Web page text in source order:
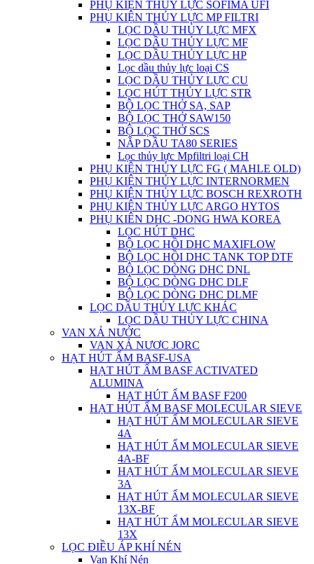
PHỤ KIỆN THỦY LỰC SOFIMA UFI
PHỤ KIỆN THỦY LỰC MP FILTRI
LỌC DẦU THỦY LỰC MFX
LỌC DẦU THỦY LỰC MF
LỌC DẦU THỦY LỰC HP
Lọc dầu thủy lực loại CS
LỌC DẦU THỦY LỰC CU
LỌC HÚT THỦY LỰC STR
BỘ LỌC THỞ SA, SAP
BỘ LỌC THỞ SAW150
BỘ LỌC THỞ SCS
NẮP DẦU TA80 SERIES
Lọc thủy lực Mpfiltri loại CH
PHỤ KIỆN THỦY LỰC FG ( MAHLE OLD)
PHỤ KIỆN THỦY LỰC INTERNORMEN
PHỤ KIỆN THỦY LỰC BOSCH REXROTH
PHỤ KIỆN THỦY LỰC ARGO HYTOS
PHỤ KIÊN DHC -DONG HWA KOREA
LỌC HÚT DHC
BỘ LỌC HỒI DHC MAXIFLOW
BỘ LỌC HỒI DHC TANK TOP DTF
BỘ LỌC DÒNG DHC DNL
BỘ LỌC DÒNG DHC DLF
BỘ LỌC DÒNG DHC DLMF
LỌC DẦU THỦY LỰC KHÁC
LỌC DẦU THỦY LỰC CHINA
VAN XẢ NƯỚC
VAN XẢ NƯƠC JORC
HẠT HÚT ẨM BASF-USA
HẠT HÚT ẨM BASF ACTIVATED
ALUMINA
HẠT HÚT ẨM BASF F200
HẠT HÚT ẨM BASF MOLECULAR SIEVE
HẠT HÚT ẨM MOLECULAR SIEVE
4A
HẠT HÚT ẨM MOLECULAR SIEVE
4A-BF
HẠT HÚT ẨM MOLECULAR SIEVE
3A
HẠT HÚT ẨM MOLECULAR SIEVE
13X-BF
HẠT HÚT ẨM MOLECULAR SIEVE
13X
LỌC ĐIỀU ÁP KHÍ NÉN
Van Khí Nén